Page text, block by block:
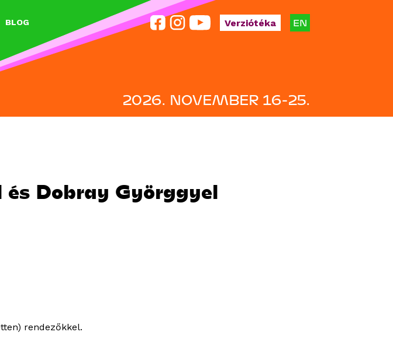
BLOG EN
2026. NOVEMBER 16-25.
Verziótéka
Dobray Györggyel
rendezőkkel.